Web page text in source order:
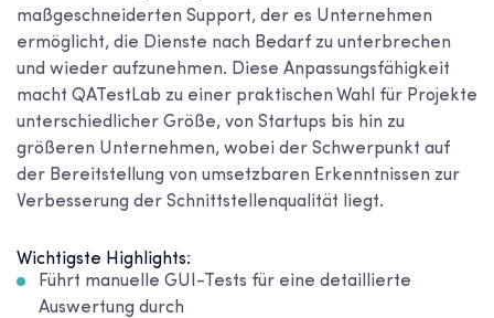
maßgeschneiderten Support, der es Unternehmen
ermöglicht, die Dienste nach Bedarf zu unterbrechen
und wieder aufzunehmen. Diese Anpassungsfähigkeit
macht QATestLab zu einer praktischen Wahl für Projekte
unterschiedlicher Größe, von Startups bis hin zu
größeren Unternehmen, wobei der Schwerpunkt auf
der Bereitstellung von umsetzbaren Erkenntnissen zur
Verbesserung der Schnittstellenqualität liegt.
Wichtigste Highlights:
Führt manuelle GUI-Tests für eine detaillierte
Auswertung durch